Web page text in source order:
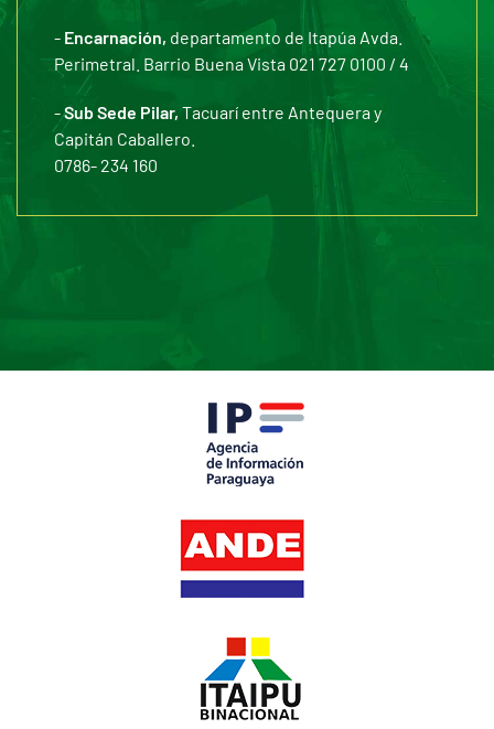
- Encarnación, departamento de Itapúa Avda.
Perimetral. Barrio Buena Vista 021 727 0100 / 4
-Sub Sede Pilar, Tacuarí entre Antequera y
Capitán Caballero.
0786- 234 160